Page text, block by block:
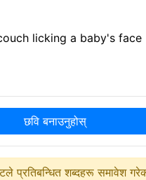
licking a baby's face
छवि बनाउनुहोस्
प्रतिबन्धित शब्दहरू समावेश